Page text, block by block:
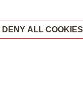
DENY ALL COOKIES